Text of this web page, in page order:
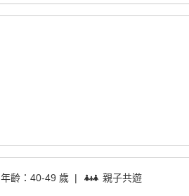
年齡：40-49 歲 | 親子共遊